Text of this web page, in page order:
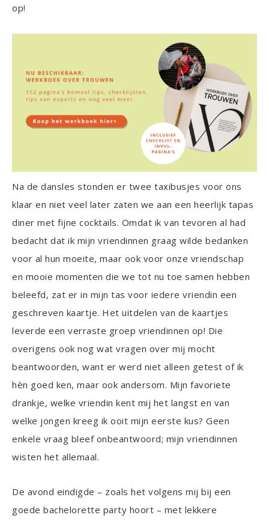
op!
Na de dansles stonden er twee taxibusjes voor ons
klaar en niet veel later zaten we aan een heerlijk tapas
diner met fijne cocktails. Omdat ik van tevoren al had
bedacht dat ik mijn vriendinnen graag wilde bedanken
voor al hun moeite, maar ook voor onze vriendschap
en mooie momenten die we tot nu toe samen hebben
beleefd, zat er in mijn tas voor iedere vriendin een
geschreven kaartje. Het uitdelen van de kaartjes
leverde een verraste groep vriendinnen op! Die
overigens ook nog wat vragen over mij mocht
beantwoorden, want er werd niet alleen getest of ik
hèn goed ken, maar ook andersom. Mijn favoriete
drankje, welke vriendin kent mij het langst en van
welke jongen kreeg ik ooit mijn eerste kus? Geen
enkele vraag bleef onbeantwoord; mijn vriendinnen
wisten het allemaal.
De avond eindigde – zoals het volgens mij bij een
goede bachelorette party hoort – met lekkere